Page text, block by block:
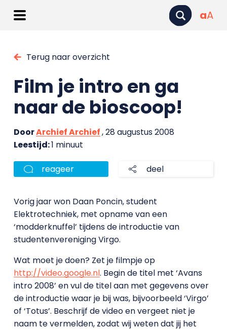
aA
Terug naar overzicht
Film je intro en ga
naar de bioscoop!
DoorArchief Archief, 28 augustus 2008
Leestijd:1 minuut
reageer deel
Vorig jaar won Daan Poncin, student
Elektrotechniek, met opname van een
‘modderknuffel’ tijdens de introductie van
studentenvereniging Virgo.
Wat moet je doen? Zet je filmpje op
http://video.google.nl. Begin de titel met ‘Avans
intro 2008’ en vul de titel aan met gegevens over
de introductie waar je bij was, bijvoorbeeld ‘Virgo’
of ‘Totus’. Beschrijf de video en vergeet niet je
naam te vermelden, zodat wij weten dat jij het